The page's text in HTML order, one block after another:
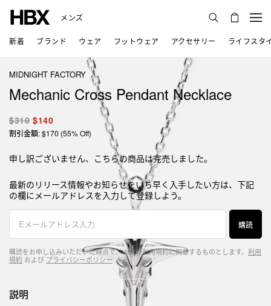
メンズ
新着 ブランド ウェア フットウェア アクセサリー ライフスタ
MIDNIGHT FACTORY
Mechanic Cross Pendant Necklace
$310 $140
割引金額: $170 (55% Off)
申し訳ございません、こちらの商品は完売しました。
最新のリリース情報やお知らせをいち早く入手したい方は、下記
の欄にメールアドレスを入力して登録しよう。
購読
購読をお申し込みいただいた時点で、HBXの利用規約に同意するものとします。 利用
規約 および プライバシーポリシー
説明